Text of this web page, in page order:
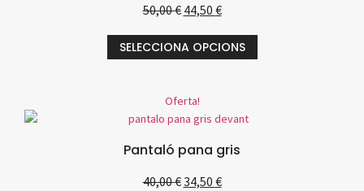
50,00€ 44,50 €
SELECCIONA OPCIONS
Oferta!
Pantaló pana gris
40,00€34,50 €